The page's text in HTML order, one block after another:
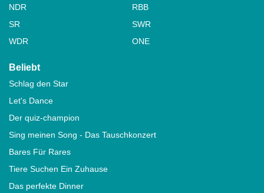
NDR
RBB
SR
SWR
WDR
ONE
Beliebt
Schlag den Star
Let's Dance
Der quiz-champion
Sing meinen Song - Das Tauschkonzert
Bares Für Rares
Tiere Suchen Ein Zuhause
Das perfekte Dinner